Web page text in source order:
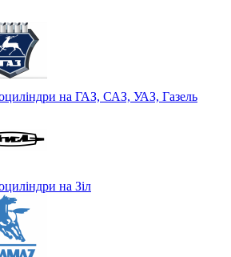
на ГАЗ, САЗ, УАЗ, Газель
на Зіл